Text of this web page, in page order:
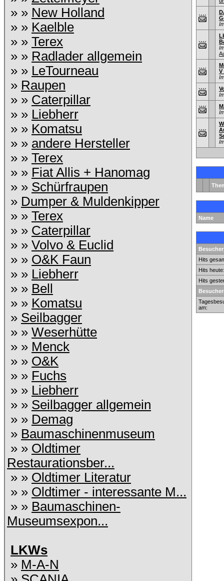
» » New Holland
» » Kaelble
» » Terex
» » Radlader allgemein
» » LeTourneau
» Raupen
» » Caterpillar
» » Liebherr
» » Komatsu
» » andere Hersteller
» » Terex
» » Fiat Allis + Hanomag
» » Schürfraupen
» Dumper & Muldenkipper
» » Terex
» » Caterpillar
» » Volvo & Euclid
» » O&K Faun
» » Liebherr
» » Bell
» » Komatsu
» Seilbagger
» » Weserhütte
» » Menck
» » O&K
» » Fuchs
» » Liebherr
» » Seilbagger allgemein
» » Demag
» Baumaschinenmuseum
» » Oldtimer
Restaurationsber...
» » Oldtimer Literatur
» » Oldtimer - interessante M...
» » Baumaschinen-
Museumsexpon...
LKWs
» M-A-N
V
Name
Hits
Hits heute:
Hits
am: